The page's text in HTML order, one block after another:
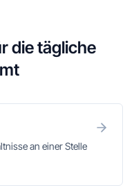
die tägliche
an einer Stelle